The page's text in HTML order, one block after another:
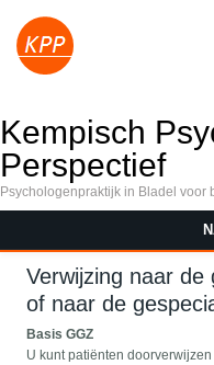
Kempisch
Perspectief
Psychologenpraktijk in Bladel voor
Verwijzing naar de
of naar de
Basis GGZ
U kunt patiënten